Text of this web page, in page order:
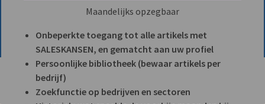
Maandelijks opzegbaar
Onbeperkte toegang tot alle artikels met
SALESKANSEN, en gematcht aan uw profiel
Persoonlijke bibliotheek (bewaar artikels per
bedrijf)
Zoekfunctie op bedrijven en sectoren